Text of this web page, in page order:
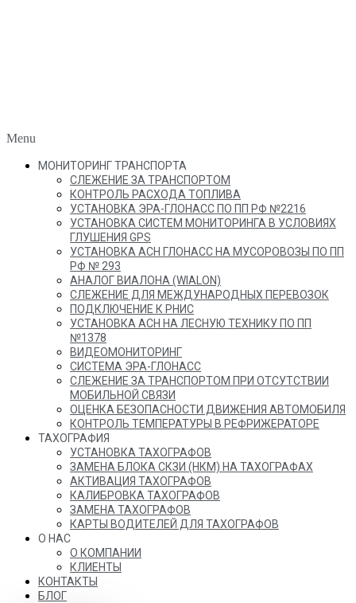
Menu
МОНИТОРИНГ ТРАНСПОРТА
СЛЕЖЕНИЕ ЗА ТРАНСПОРТОМ
КОНТРОЛЬ РАСХОДА ТОПЛИВА
УСТАНОВКА ЭРА-ГЛОНАСС ПО ПП РФ №2216
УСТАНОВКА СИСТЕМ МОНИТОРИНГА В УСЛОВИЯХ
ГЛУШЕНИЯ GPS
УСТАНОВКА АСН ГЛОНАСС НА МУСОРОВОЗЫ ПО ПП
РФ № 293
АНАЛОГ ВИАЛОНА (WIALON)
СЛЕЖЕНИЕ ДЛЯ МЕЖДУНАРОДНЫХ ПЕРЕВОЗОК
ПОДКЛЮЧЕНИЕ К РНИС
УСТАНОВКА АСН НА ЛЕСНУЮ ТЕХНИКУ ПО ПП
№1378
ВИДЕОМОНИТОРИНГ
СИСТЕМА ЭРА-ГЛОНАСС
СЛЕЖЕНИЕ ЗА ТРАНСПОРТОМ ПРИ ОТСУТСТВИИ
МОБИЛЬНОЙ СВЯЗИ
ОЦЕНКА БЕЗОПАСНОСТИ ДВИЖЕНИЯ АВТОМОБИЛЯ
КОНТРОЛЬ ТЕМПЕРАТУРЫ В РЕФРИЖЕРАТОРЕ
ТАХОГРАФИЯ
УСТАНОВКА ТАХОГРАФОВ
ЗАМЕНА БЛОКА СКЗИ (НКМ) НА ТАХОГРАФАХ
АКТИВАЦИЯ ТАХОГРАФОВ
КАЛИБРОВКА ТАХОГРАФОВ
ЗАМЕНА ТАХОГРАФОВ
КАРТЫ ВОДИТЕЛЕЙ ДЛЯ ТАХОГРАФОВ
О НАС
О КОМПАНИИ
КЛИЕНТЫ
КОНТАКТЫ
БЛОГ